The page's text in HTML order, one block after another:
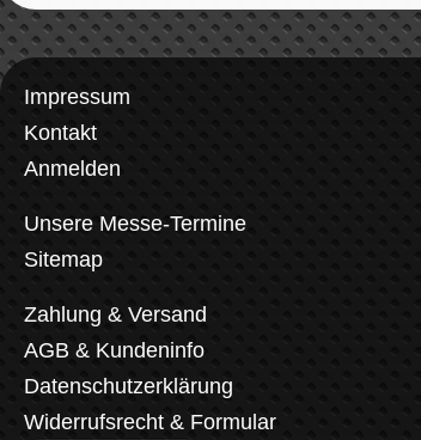
Impressum
Kontakt
Anmelden
Unsere Messe-Termine
Sitemap
Zahlung & Versand
AGB & Kundeninfo
Datenschutzerklärung
Widerrufsrecht & Formular